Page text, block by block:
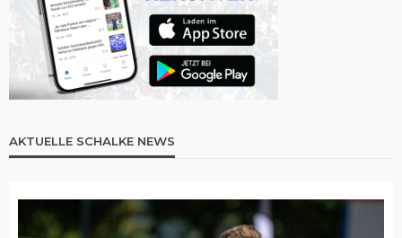
AKTUELLE SCHALKE NEWS